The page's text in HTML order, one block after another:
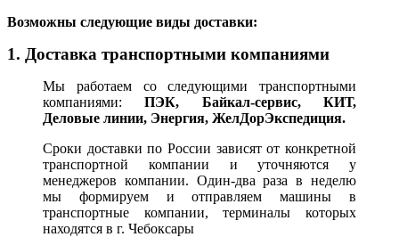
Возможны следующие виды доставки:
1. Доставка транспортными компаниями
Мы работаем со следующими транспортными
компаниями:ПЭК, Байкал-сервис, КИТ,
Деловые линии, Энергия, ЖелДорЭкспедиция.
Сроки доставки по России зависят от конкретной
транспортной компании и уточняются у
менеджеров компании. Один-два раза в неделю
мы формируем и отправляем машины в
транспортные компании, терминалы которых
находятся в г. Чебоксары